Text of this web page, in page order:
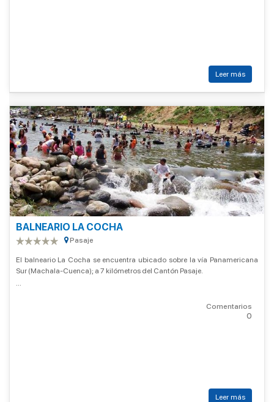
Leer más
BALNEARIO LA COCHA
Pasaje
El balneario La Cocha se encuentra ubicado sobre la vía Panamericana
Sur (Machala-Cuenca); a 7 kilómetros del Cantón Pasaje.
Comentarios
0
Leer más